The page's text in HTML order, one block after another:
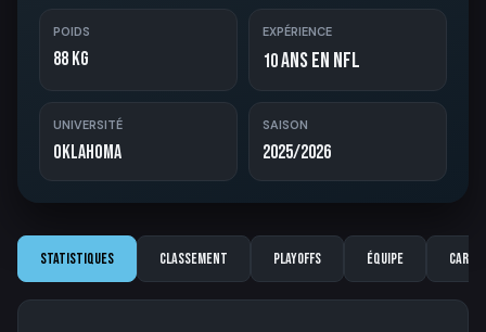
POIDS
88 kg
EXPÉRIENCE
10ans en NFL
UNIVERSITÉ
Oklahoma
SAISON
2025/2026
Statistiques Classement Playoffs Équipe